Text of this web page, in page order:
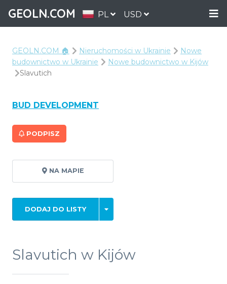
GEOLN.COM PL USD
GEOLN.COM 🏠 Nieruchomości w Ukrainie
Nowe
budownictwo w Ukrainie
Nowe budownictwo w Kijów
Slavutich
BUD DEVELOPMENT
PODPISZ
NA MAPIE
DODAJ DO LISTY
Slavutich w Kijów